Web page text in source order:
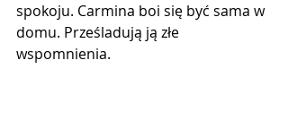
spokoju. Carmina boi się być sama w
domu. Prześladują ją złe
wspomnienia.